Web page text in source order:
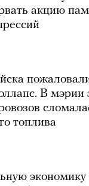
акцию
В мэрии
топлива
экономику